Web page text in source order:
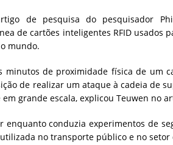
de pesquisa do pesquisador
de cartões inteligentes RFID usados
mundo.
minutos de proximidade física de um
de realizar um ataque à cadeia de
grande escala, explicou Teuwen no
enquanto conduzia experimentos de
no transporte público e no